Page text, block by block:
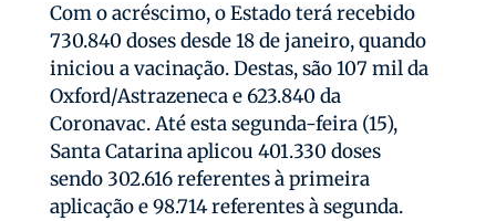
Com o acréscimo, o Estado terá recebido
730.840 doses desde 18 de janeiro, quando
iniciou a vacinação. Destas, são 107 mil da
Oxford/Astrazeneca e 623.840 da
Coronavac. Até esta segunda-feira (15),
Santa Catarina aplicou 401.330 doses
sendo 302.616 referentes à primeira
aplicação e 98.714 referentes à segunda.